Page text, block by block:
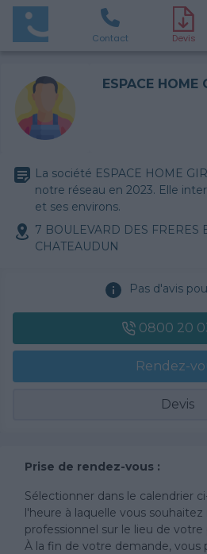
Contact Devis
ESPACE HOME
La société ESPACE HOME
notre réseau en 2023. Elle
et ses environs.
7 BOULEVARD DES FRERES
CHATEAUDUN
Pas d'avis
0800 20
Rendez-
Devis
Prise de rendez-vous :
Sélectionner dans le calendrier
l'heure à laquelle vous souhaitez
professionnel sur le lieu de votre
À la fin de votre demande,